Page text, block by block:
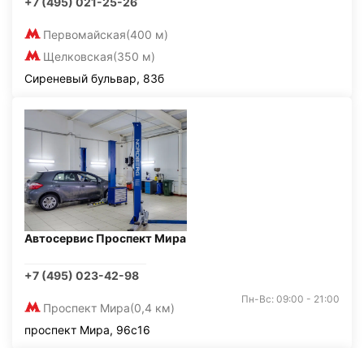
Первомайская(400 м)
Щелковская(350 м)
Сиреневый бульвар, 83б
Автосервис Проспект Мира
+7 (495) 023-42-98
Проспект Мира(0,4 км)
Пн-Вс: 09:00 - 21:00
проспект Мира, 96с16